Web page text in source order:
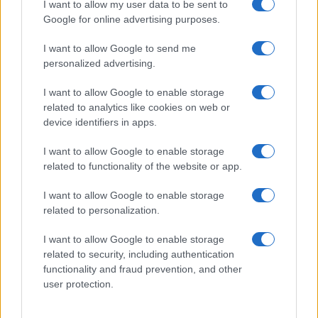
I want to allow my user data to be sent to
Google for online advertising purposes.
I want to allow Google to send me
personalized advertising.
I want to allow Google to enable storage
related to analytics like cookies on web or
device identifiers in apps.
I want to allow Google to enable storage
related to functionality of the website or app.
I want to allow Google to enable storage
related to personalization.
I want to allow Google to enable storage
related to security, including authentication
functionality and fraud prevention, and other
user protection.
Risparmi, cosa fare dopo 100 giorni
di Trump
diEnrico Foscarini
29 Aprile 2025, 14:43